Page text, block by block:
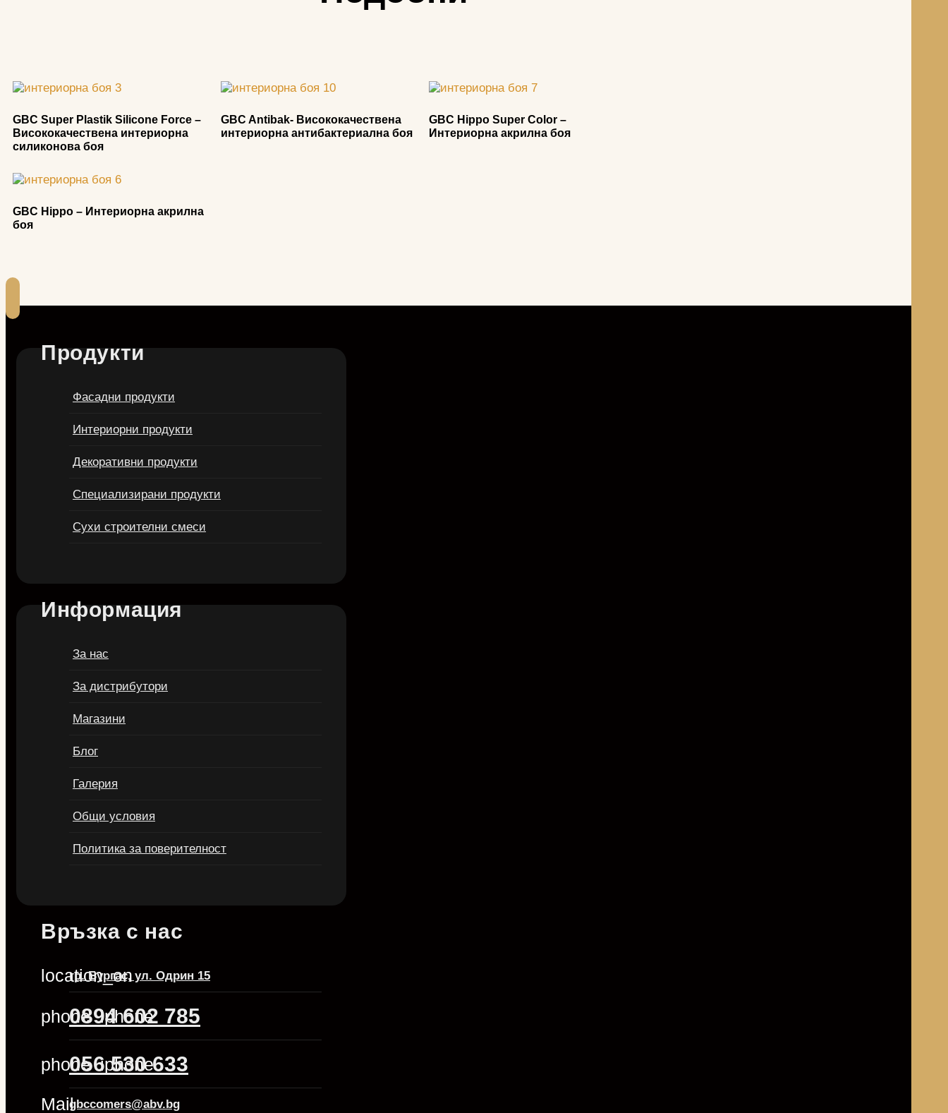
GBC Super Plastik Silicone Force –
Висококачествена интериорна
силиконова боя
GBC Antibak- Висококачествена
интериорна антибактериална боя
GBC Hippo Super Color –
Интериорна акрилна боя
GBC Hippo – Интериорна акрилна
боя
Продукти
Фасадни продукти
Интериорни продукти
Декоративни продукти
Специализирани продукти
Сухи строителни смеси
Информация
За нас
За дистрибутори
Магазини
Блог
Галерия
Общи условия
Политика за поверителност
Връзка с нас
location_on
гр. Бургас, ул. Одрин 15
phone_iphone
0894 602 785
phone_iphone
056 530 633
Mailgbccomers@abv.bg